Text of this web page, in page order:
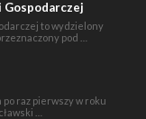
Gospodarczej
to wydzielony
pod …
raz pierwszy w roku
…